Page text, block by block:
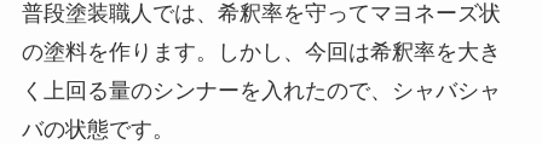
普段塗装職人では、希釈率を守ってマヨネーズ状
の塗料を作ります。しかし、今回は希釈率を大き
く上回る量のシンナーを入れたので、シャバシャ
バの状態です。